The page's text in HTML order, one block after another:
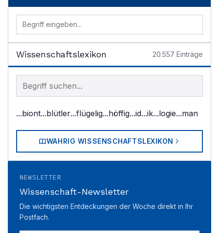
Wissenschaftslexikon 20.557 Einträge
Begriff im Lexikon suchen
...biont...blütler...flügelig...höffig...id...ik...logie...man
WAHRIG WISSENSCHAFTSLEXIKON
NEWSLETTER
Wissenschaft-Newsletter
Die wichtigsten Entdeckungen der Woche direkt in Ihr
Postfach.